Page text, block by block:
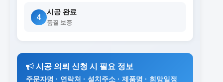
4
시공 완료
품질 보증
시공 의뢰 신청 시 필요 정보
주문자명 · 연락처 · 설치주소 · 제품명 · 희망일정